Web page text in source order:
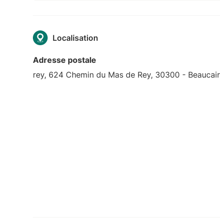
Localisation
Adresse postale
rey, 624 Chemin du Mas de Rey, 30300 -